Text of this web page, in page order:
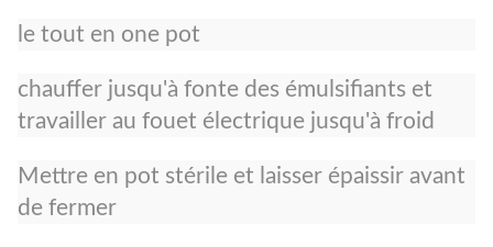
le tout en one pot
chauffer jusqu'à fonte des émulsifiants et
travailler au fouet électrique jusqu'à froid
Mettre en pot stérile et laisser épaissir avant
de fermer